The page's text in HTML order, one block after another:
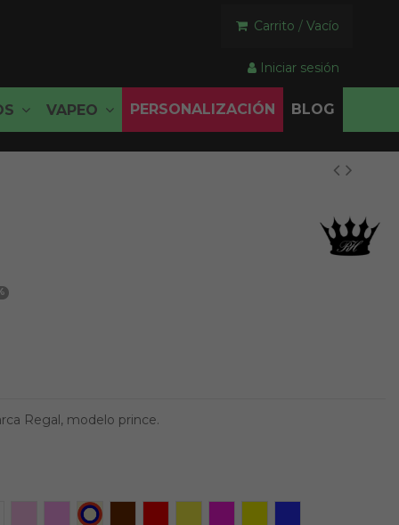
Carrito / Vacío
Iniciar sesión
VAPEO PERSONALIZACIÓN BLOG
Regal, modelo prince.
Hot PinkCotton Candy
USA